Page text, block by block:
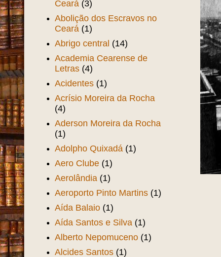
Ceará (3)
Abolição dos Escravos no
Ceará (1)
Abrigo central (14)
Academia Cearense de
Letras (4)
Acidentes (1)
Acrísio Moreira da Rocha
(4)
Aderson Moreira da Rocha
(1)
Adolpho Quixadá (1)
Aero Clube (1)
Aerolândia (1)
Aeroporto Pinto Martins (1)
Aída Balaio (1)
Aída Santos e Silva (1)
Alberto Nepomuceno (1)
Alcides Santos (1)